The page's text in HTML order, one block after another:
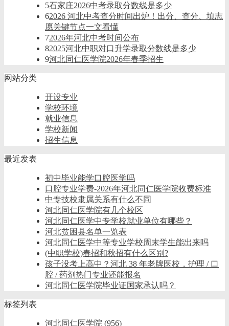
5石家庄2026中考录取分数线是多少
62026 河北中考查分时间出炉！出分、查分、填志
愿关键节点一文看懂
72026年河北中考时间公布
82025河北中职对口升学录取分数线是多少
9河北同仁医学院2026年春季招生
网站分类
开设专业
学校环境
就业信息
学校新闻
招生信息
最近发表
初中毕业能学口腔医学吗
口腔专业学费-2026年河北同仁医学院收费标准
中专技校隶属关系有什么不同
河北同仁医学院有几个校区
河北同仁医学中专学校就业单位有哪些？
河北贫困县名单一览表
河北同仁医学中等专业学校周末学生能出来吗
(中职学校)春招和秋招有什么区别?
孩子没考上高中？河北 38 年老牌医校，护理 / 口
腔 / 药剂热门专业还能报名
河北同仁医学院毕业证国家承认吗？
标签列表
河北同仁医学院 (956)